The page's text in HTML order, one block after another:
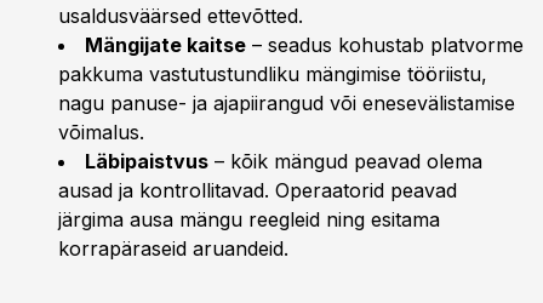
usaldusväärsed ettevõtted.
Mängijate kaitse – seadus kohustab platvorme
pakkuma vastutustundliku mängimise tööriistu,
nagu panuse- ja ajapiirangud või enesevälistamise
võimalus.
Läbipaistvus – kõik mängud peavad olema
ausad ja kontrollitavad. Operaatorid peavad
järgima ausa mängu reegleid ning esitama
korrapäraseid aruandeid.